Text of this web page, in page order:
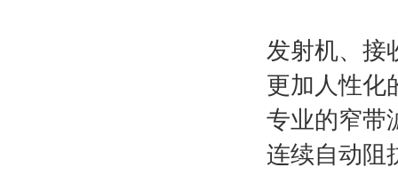
发射机、接
更加人性化
专业的窄带
连续自动阻